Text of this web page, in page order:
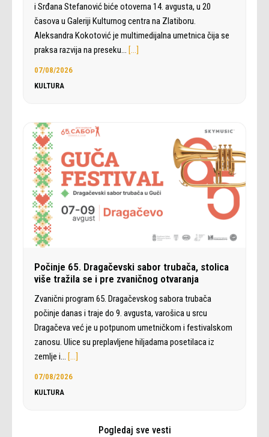
i Srđana Stefanović biće otoverna 14. avgusta, u 20
časova u Galeriji Kulturnog centra na Zlatiboru.
Aleksandra Kokotović je multimedijalna umetnica čija se
praksa razvija na preseku… […]
07/08/2026
KULTURA
Počinje 65. Dragačevski sabor trubača, stolica
više tražila se i pre zvaničnog otvaranja
Zvanični program 65. Dragačevskog sabora trubača
počinje danas i traje do 9. avgusta, varošica u srcu
Dragačeva već je u potpunom umetničkom i festivalskom
zanosu. Ulice su preplavljene hiljadama posetilaca iz
zemlje i… […]
07/08/2026
KULTURA
Pogledaj sve vesti